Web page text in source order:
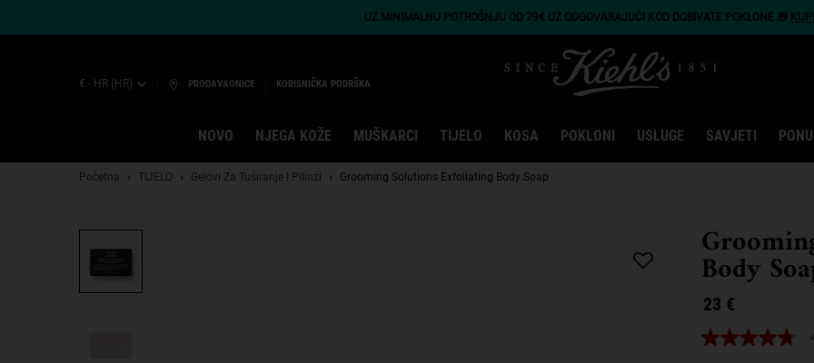
UZ MINIMALNU POTROŠNJU OD 79€ UZ ODGOVARAJUĆI KOD DOBIVATE POKLONE 🎁
€ - HR (HR) PRODAVAONICE KORISNIČKA PODRŠKA
NOVO NJEGA KOŽE MUŠKARCI TIJELO KOSA POKLONI USLUGE SAVJETI
Početna TIJELO Gelovi Za Tuširanje I Pilinzi Grooming Solutions Exfoliating Body Soap
Body
23 €
4.8